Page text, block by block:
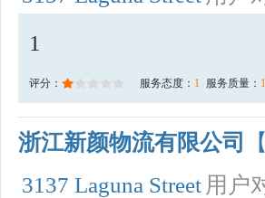
1
评分： 服务态度： 1 服务质量： 1
浙江新颜物流有限公司
3137 Laguna Street 用户